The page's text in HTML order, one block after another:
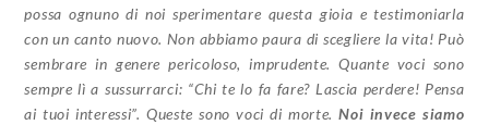
possa ognuno di noi sperimentare questa gioia e testimoniarla
con un canto nuovo. Non abbiamo paura di scegliere la vita! Può
sembrare in genere pericoloso, imprudente. Quante voci sono
sempre lì a sussurrarci: “Chi te lo fa fare? Lascia perdere! Pensa
ai tuoi interessi”. Queste sono voci di morte.Noi invece siamo